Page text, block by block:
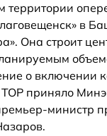
территории
в
Она строит
о включении
ТОР приняло
министр